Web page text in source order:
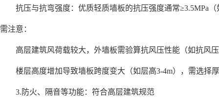
抗压与抗弯强度：优质轻质墙板的抗压强度通常≥3.5MPa（
需注意：
高层建筑风荷载较大，外墙板需验算抗风压性能（如抗风压
楼层高度增加导致墙板跨度变大（如层高3-4m），需选择厚
3.防火、隔音等功能：符合高层建筑规范